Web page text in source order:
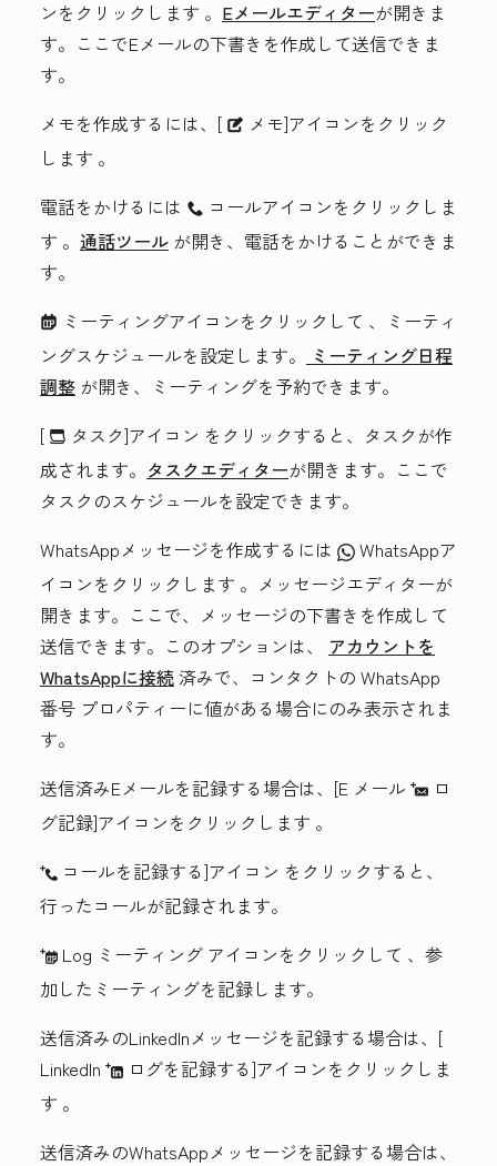
ンをクリックします 。 Eメールエディターが開きま
す。ここでEメールの下書きを作成して送信できま
す。
メモを作成するには、[ description メモ]アイコンをクリック
します 。
電話をかけるには calling コールアイコンをクリックしま
す 。 通話ツール が開き、電話をかけることができま
す。
meetings ミーティングアイコンをクリックして 、ミーティ
ングスケジュールを設定します。
ミーティング日程
調整 が開き、ミーティングを予約できます。
[ tasksIcon タスク]アイコン をクリックすると、タスクが作
成されます。 タスクエディターが開きます。ここで
タスクのスケジュールを設定できます。
WhatsAppメッセージを作成するには socialWhatsapp WhatsAppア
イコンをクリックします 。メッセージエディターが
開きます。ここで、メッセージの下書きを作成して
送信できます。このオプションは、 アカウントを
WhatsAppに接続 済みで、コンタクトの WhatsApp
番号 プロパティーに値がある場合にのみ表示されま
す。
送信済みEメールを記録する場合は、[E メール logEmail ロ
グ記録]アイコンをクリックします 。
logCall コールを記録する]アイコン をクリックすると、
行ったコールが記録されます。
logMeeting Log ミーティング アイコンをクリックして 、参
加したミーティングを記録します。
送信済みのLinkedInメッセージを記録する場合は、[
LinkedIn logLinkedInMessage ログを記録する]アイコンをクリックしま
す 。
送信済みのWhatsAppメッセージを記録する場合は、